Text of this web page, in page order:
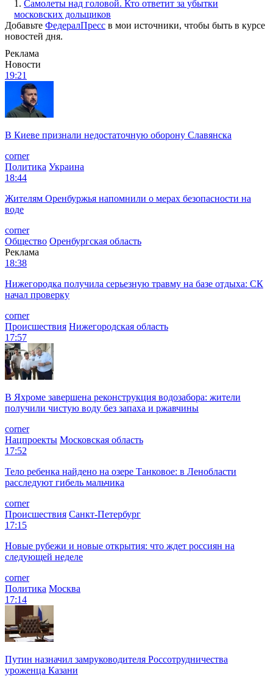
1. Самолеты над головой. Кто ответит за убытки
московских дольщиков
Добавьте ФедералПресс в мои источники, чтобы быть в курсе
новостей дня.
Реклама
Новости
19:21
В Киеве признали недостаточную оборону Славянска
corner
Политика Украина
18:44
Жителям Оренбуржья напомнили о мерах безопасности на
воде
corner
Общество Оренбургская область
Реклама
18:38
Нижегородка получила серьезную травму на базе отдыха: СК
начал проверку
corner
Происшествия Нижегородская область
17:57
В Яхроме завершена реконструкция водозабора: жители
получили чистую воду без запаха и ржавчины
corner
Нацпроекты Московская область
17:52
Тело ребенка найдено на озере Танковое: в Ленобласти
расследуют гибель мальчика
corner
Происшествия Санкт-Петербург
17:15
Новые рубежи и новые открытия: что ждет россиян на
следующей неделе
corner
Политика Москва
17:14
Путин назначил замруководителя Россотрудничества
уроженца Казани